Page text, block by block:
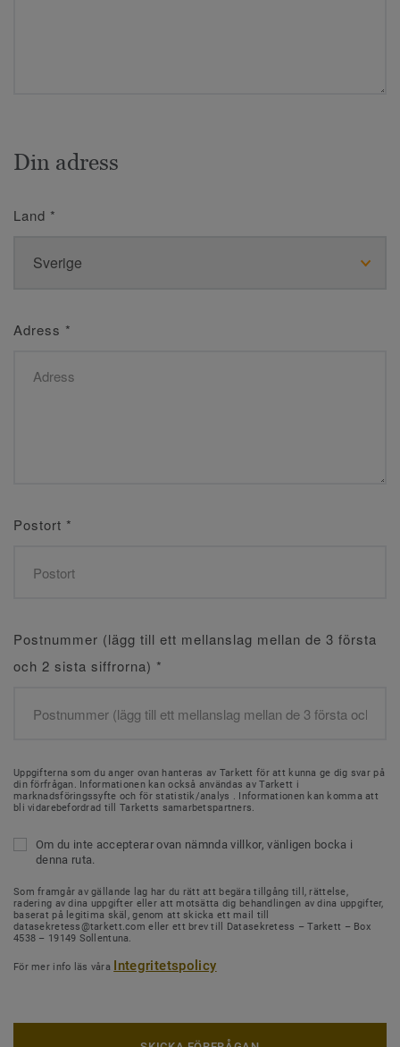
Din adress
Land *
Adress *
Postort *
Postnummer (lägg till ett mellanslag mellan de 3 första
och 2 sista siffrorna) *
Uppgifterna som du anger ovan hanteras av Tarkett för att kunna ge dig svar på
din förfrågan. Informationen kan också användas av Tarkett i
marknadsföringssyfte och för statistik/analys . Informationen kan komma att
bli vidarebefordrad till Tarketts samarbetspartners.
Om du inte accepterar ovan nämnda villkor, vänligen bocka i
denna ruta.
Som framgår av gällande lag har du rätt att begära tillgång till, rättelse,
radering av dina uppgifter eller att motsätta dig behandlingen av dina uppgifter,
baserat på legitima skäl, genom att skicka ett mail till
datasekretess@tarkett.com eller ett brev till Datasekretess – Tarkett – Box
4538 – 19149 Sollentuna.
För mer info läs våra Integritetspolicy